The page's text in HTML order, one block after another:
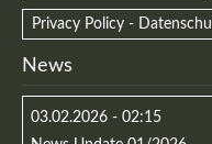
Privacy Policy -
News
03.02.2026 - 02:15